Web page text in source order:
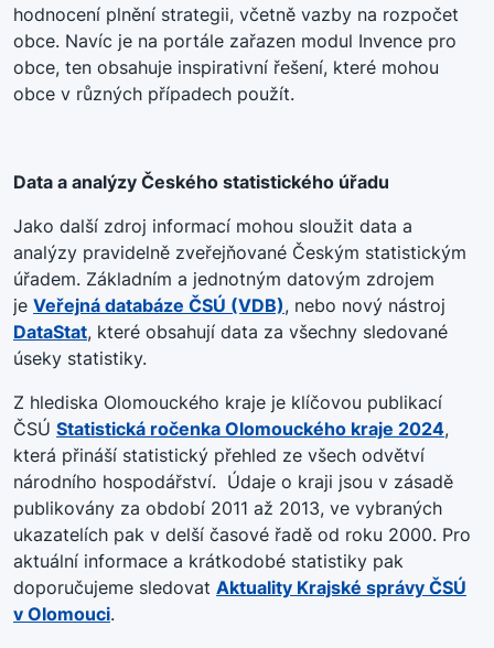
hodnocení plnění strategii, včetně vazby na rozpočet
obce. Navíc je na portále zařazen modul Invence pro
obce, ten obsahuje inspirativní řešení, které mohou
obce v různých případech použít.
Data a analýzy Českého statistického úřadu
Jako další zdroj informací mohou sloužit data a
analýzy pravidelně zveřejňované Českým statistickým
úřadem. Základním a jednotným datovým zdrojem
je Veřejná databáze ČSÚ (VDB), nebo nový nástroj
DataStat, které obsahují data za všechny sledované
úseky statistiky.
Z hlediska Olomouckého kraje je klíčovou publikací
ČSÚ Statistická ročenka Olomouckého kraje 2024,
která přináší statistický přehled ze všech odvětví
národního hospodářství. Údaje o kraji jsou v zásadě
publikovány za období 2011 až 2013, ve vybraných
ukazatelích pak v delší časové řadě od roku 2000. Pro
aktuální informace a krátkodobé statistiky pak
doporučujeme sledovat Aktuality Krajské správy ČSÚ
v Olomouci.